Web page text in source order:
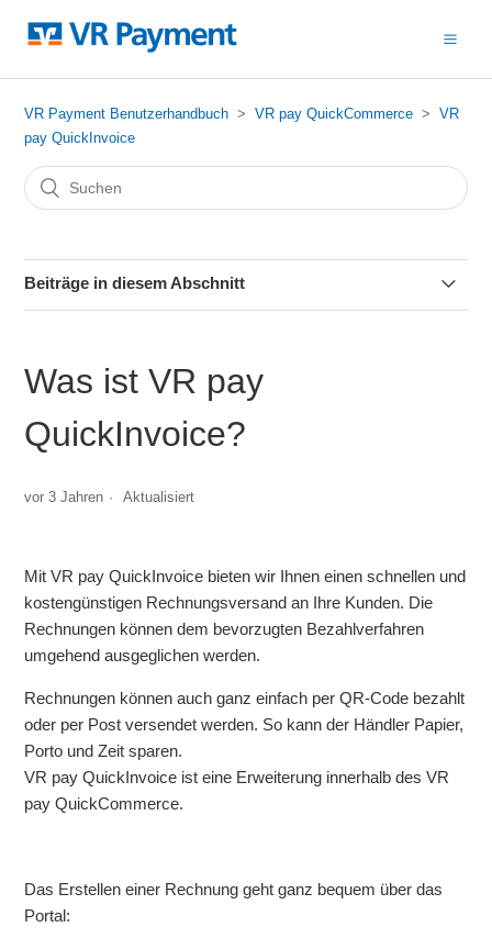
VR Payment Benutzerhandbuch VR pay QuickCommerce
VR
pay QuickInvoice
Beiträge in diesem Abschnitt
Wie kann ich meine Rechnungen anpassen?
Was kann ich in meinen Rechnungen personalisieren?
Was ist VR pay
QuickInvoice?
vor 3 Jahren Aktualisiert
Mit VR pay QuickInvoice bieten wir Ihnen einen schnellen und
kostengünstigen Rechnungsversand an Ihre Kunden. Die
Rechnungen können dem bevorzugten Bezahlverfahren
umgehend ausgeglichen werden.
Rechnungen können auch ganz einfach per QR-Code bezahlt
oder per Post versendet werden. So kann der Händler Papier,
Porto und Zeit sparen.
VR pay QuickInvoice ist eine Erweiterung innerhalb des VR
pay QuickCommerce.
Das Erstellen einer Rechnung geht ganz bequem über das
Portal: